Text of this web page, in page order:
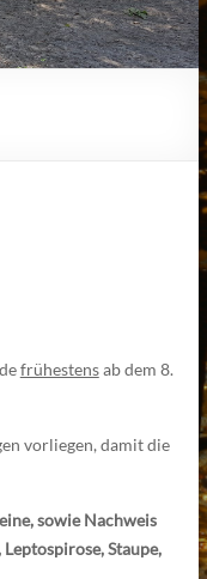
frühestensab dem 8.
vorliegen, damit die
sowie Nachweis
Staupe,